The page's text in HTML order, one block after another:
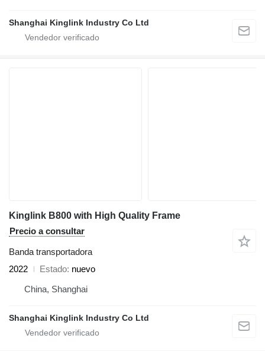
Shanghai Kinglink Industry Co Ltd
Kinglink B800 with High Quality Frame
Precio a consultar
Banda transportadora
2022
Estado nuevo
China, Shanghai
Shanghai Kinglink Industry Co Ltd